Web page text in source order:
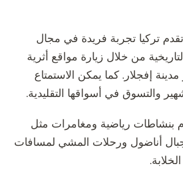
تركيا تجربة فريدة في مجال
من خلال زيارة مواقع أثرية
إفجلار. كما يمكن الاستمتاع
والتسوق في أسواقها التقليدية.
بنشاطات رياضية ومغامرات مثل
أناضول ورحلات المشي لمسافات